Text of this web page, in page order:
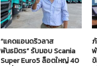
“แคดแอนดริวลาส
พันธมิตร” รับมอบ Scania
Super Euro5 ล็อตใหญ่ 40